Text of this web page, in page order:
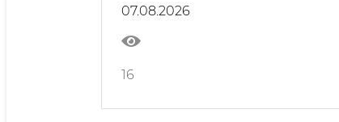
других деталей и
комплектующих
07.08.2026
16